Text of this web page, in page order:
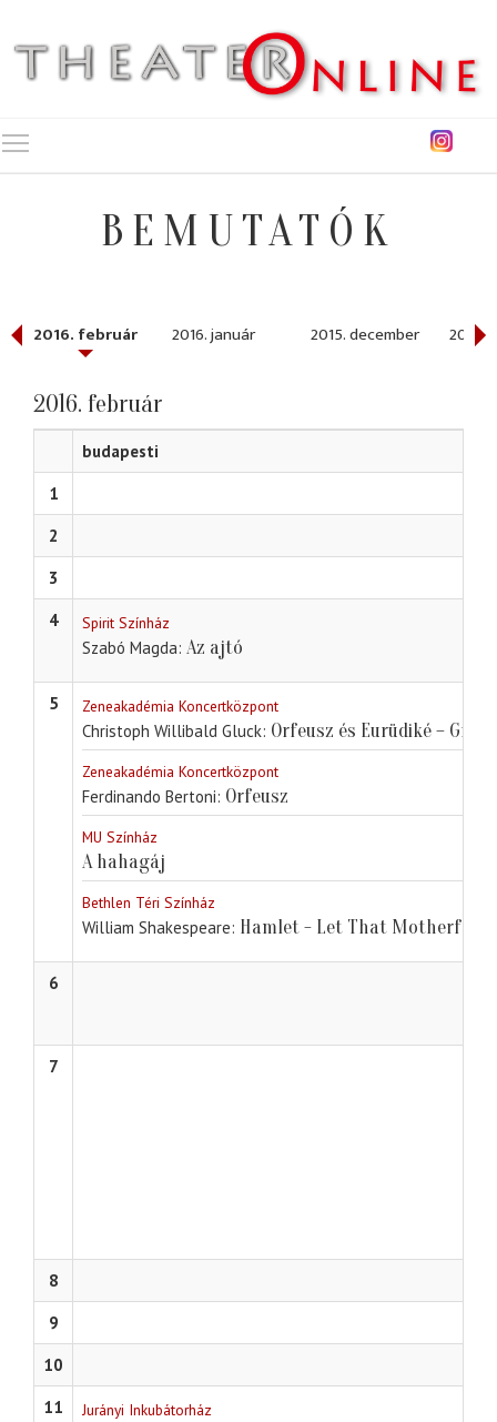
BEMUTATÓK
2016. február 2016. január 2015. december 2015.
2016. február
budapesti
1
2
3
4
Spirit Színház
Szabó Magda Az ajtó
5 Zeneakadémia Koncertközpont
Christoph Willibald Gluck Orfeusz és Eurüdiké –
Zeneakadémia Koncertközpont
Ferdinando Bertoni Orfeusz
MU Színház
A hahagáj
Bethlen Téri Színház
William Shakespeare Hamlet - Let That
6
7
8
9
10
11
Jurányi Inkubátorház